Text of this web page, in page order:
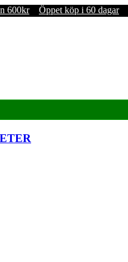
600kr Öppet köp i 60 dagar